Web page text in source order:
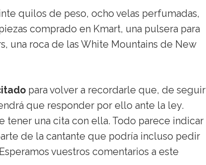
quilos de peso, ocho velas perfumadas,
comprado en Kmart, una pulsera para
una roca de las White Mountains de New
para volver a recordarle que, de seguir
que responder por ello ante la ley.
tener una cita con ella. Todo parece indicar
de la cantante que podría incluso pedir
vuestros comentarios a este